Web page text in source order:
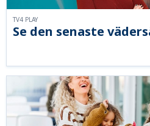
Se den senaste
TV4 PLAY